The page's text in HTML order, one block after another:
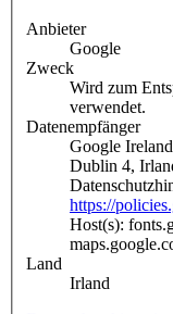
Anbieter
Google
Zweck
Wird zum
verwendet.
Datenempfänger
Google
Dublin 4,
https://
Host(s):
Land
Irland